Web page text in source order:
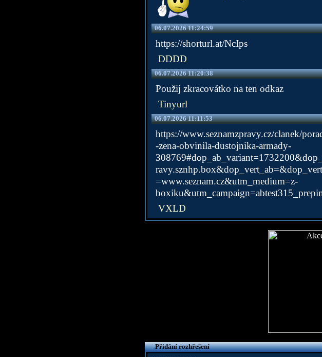
06.07.2026 11:24:59
https://shorturl.at/NcIps
DDDD
06.07.2026 11:20:38
Použij zkracovátko na ten odkaz
Tinyurl
06.07.2026 11:11:53
https://www.seznamzpravy.cz/clanek/
-zena-obvinila-dustojnika-armady-
=www.seznam.cz&utm_medium=z-
VXLD
Přidání rozhřešení